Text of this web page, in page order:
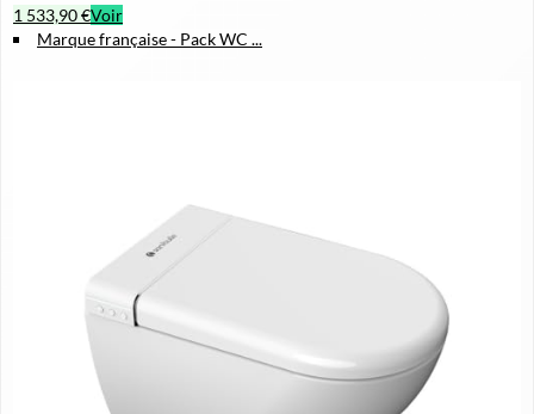
1 533,90 €Voir
Marque française - Pack WC ...